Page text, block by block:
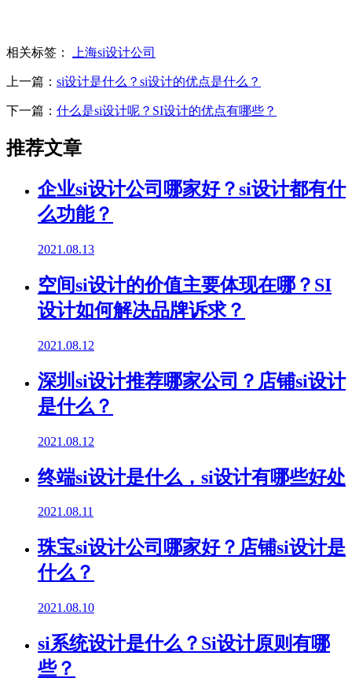
相关标签： 上海si设计公司
上一篇： si设计是什么？si设计的优点是什么？
下一篇： 什么是si设计呢？SI设计的优点有哪些？
推荐文章
企业si设计公司哪家好？si设计都有什
么功能？
2021.08.13
空间si设计的价值主要体现在哪？SI
设计如何解决品牌诉求？
2021.08.12
深圳si设计推荐哪家公司？店铺si设计
是什么？
2021.08.12
终端si设计是什么，si设计有哪些好处
2021.08.11
珠宝si设计公司哪家好？店铺si设计是
什么？
2021.08.10
si系统设计是什么？Si设计原则有哪
些？